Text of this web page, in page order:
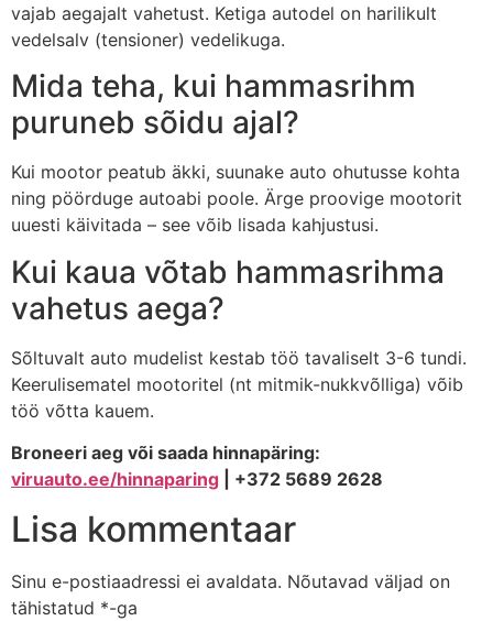
vajab aegajalt vahetust. Ketiga autodel on harilikult
vedelsalv (tensioner) vedelikuga.
Mida teha, kui hammasrihm
puruneb sõidu ajal?
Kui mootor peatub äkki, suunake auto ohutusse kohta
ning pöörduge autoabi poole. Ärge proovige mootorit
uuesti käivitada – see võib lisada kahjustusi.
Kui kaua võtab hammasrihma
vahetus aega?
Sõltuvalt auto mudelist kestab töö tavaliselt 3-6 tundi.
Keerulisematel mootoritel (nt mitmik-nukkvõlliga) võib
töö võtta kauem.
Broneeri aeg või saada hinnapäring:
viruauto.ee/hinnaparing | +372 5689 2628
Lisa kommentaar
Sinu e-postiaadressi ei avaldata. Nõutavad väljad on
tähistatud *-ga